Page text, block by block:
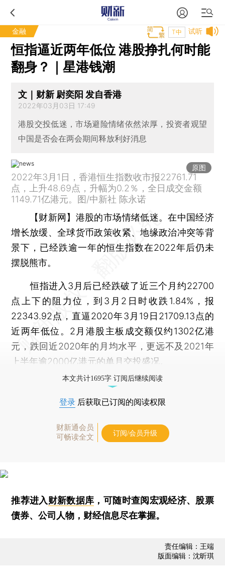
金融 试听
T中
恒指逼近两年低位 港股挣扎何时能
翻身？｜星港钱潮
文｜财新 尉奕阳 发自香港
2022年03月03日 17:49
港股交投低迷，市场避险情绪依然浓厚，投资者观望
中国是否会在两会期间释放利好消息
原图
2022年3月1日，香港恒生指数收市报22761.71
点，上升48.69点，升幅为0.2％，全日成交金额
1149.71亿港元。图/中新社 陈永诺
【财新网】 港股的市场情绪低迷。在中国经济
增长放缓、全球货币政策收紧、地缘政治冲突等背
景下，已经跌逾一年的恒生指数在2022年后仍未
摆脱熊市。
恒指进入3月后已经跌破了近三个月约22700
点上下的阻力位，到3月2日时收跌1.84%，报
22343.92点，直逼2020年3月19日21709.13点的
近两年低位。2月港股主板成交额仅约1302亿港
元，跌回近2020年的月均水平，更远不及2021年
上半年逾2000亿港元的单月交投盛况。
本文共计1695字 订阅后继续阅读
登录 后获取已订阅的阅读权限
财新通会员
可畅读全文
订阅/会员升级
推荐进入财新数据库 ，可随时查阅宏观经济、股票
债券、公司人物，财经信息尽在掌握。
责任编辑：王端
版面编辑：沈昕琪